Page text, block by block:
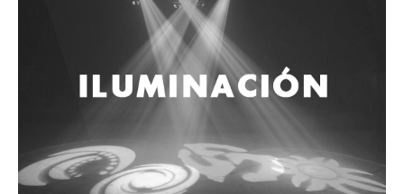
Otros instrumentos de Cuerdas